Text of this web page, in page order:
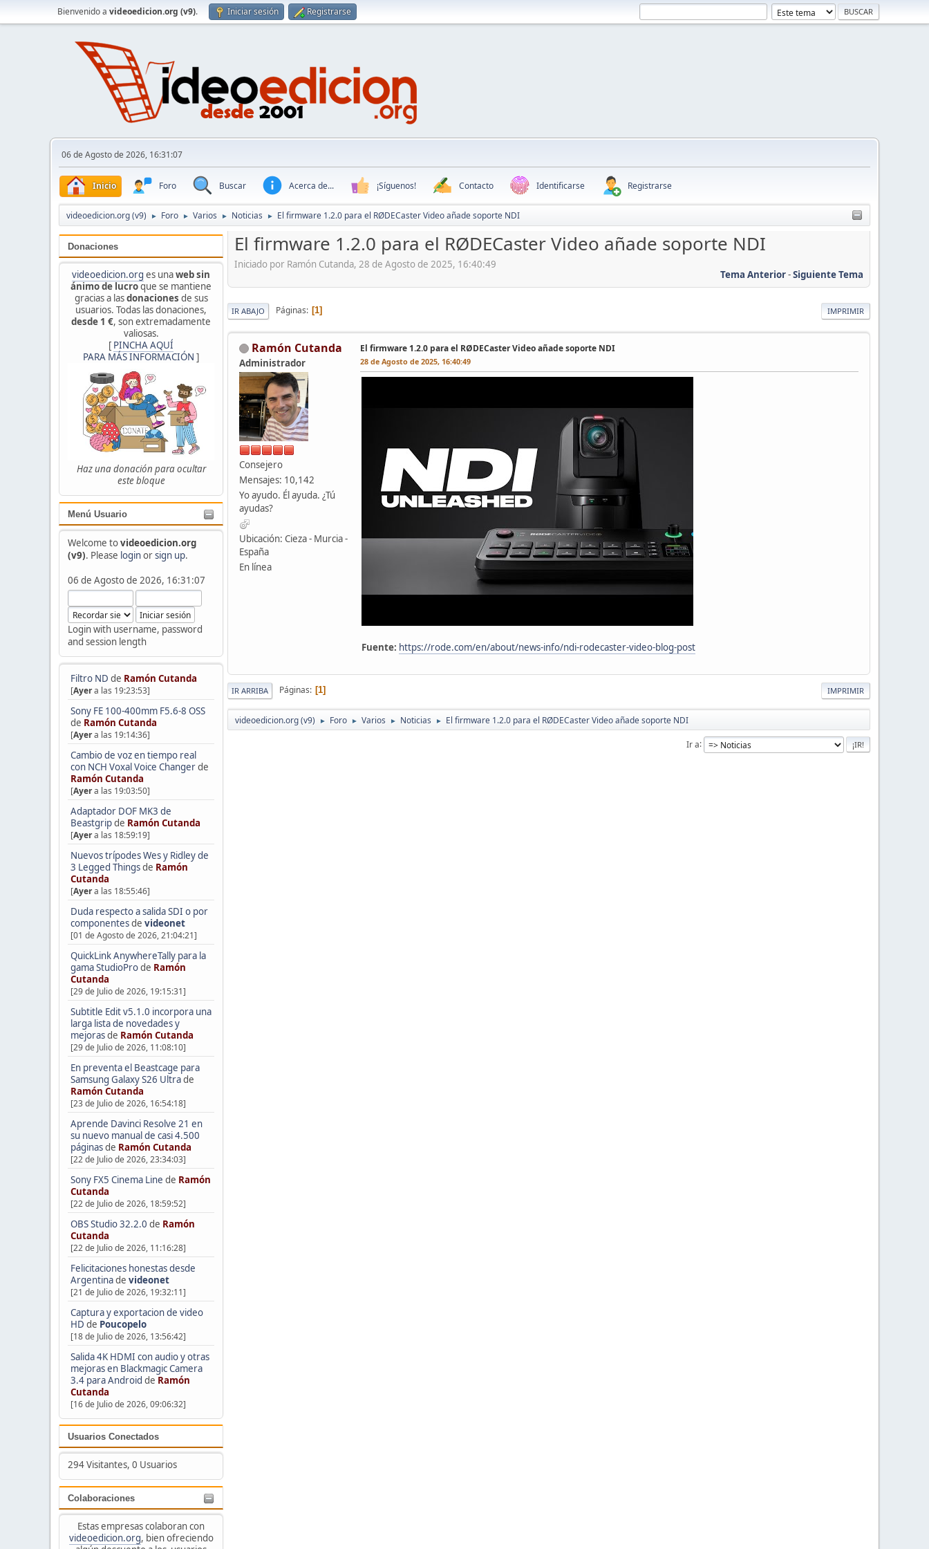
Bienvenido a videoedicion.org (v9). Iniciar sesión Registrarse
06 de Agosto de 2026, 16:31:07
Inicio Foro Buscar Acerca de... ¡Síguenos! Contacto Identificarse Registrarse
videoedicion.org (v9) ► Foro ► Varios ► Noticias ► El firmware 1.2.0 para el RØDECaster Video añade soporte NDI
Donaciones
videoedicion.org es unaweb sin
ánimo de lucroque se mantiene
gracias a lasdonaciones de sus
usuarios. Todas las donaciones,
desde 1 €, son extremadamente
valiosas.
[ PINCHA AQUÍ
PARA MÁS INFORMACIÓN ]
Haz una donación para ocultar
este bloque
Menú Usuario
Welcome tovideoedicion.org
(v9). Please loginorsign up.
06 de Agosto de 2026, 16:31:07
Login with username, password
and session length
Filtro ND de Ramón Cutanda
[Ayera las 19:23:53]
Sony FE 100-400mm F5.6-8 OSS
de Ramón Cutanda
[Ayera las 19:14:36]
Cambio de voz en tiempo real
con NCH Voxal Voice Changerde
Ramón Cutanda
[Ayera las 19:03:50]
Adaptador DOF MK3 de
Beastgripde Ramón Cutanda
[Ayera las 18:59:19]
Nuevos trípodes Wes y Ridley de
3 Legged Thingsde Ramón
Cutanda
[Ayera las 18:55:46]
Duda respecto a salida SDI o por
componentesde videonet
[01 de Agosto de 2026, 21:04:21]
QuickLink AnywhereTally para la
gama StudioProde Ramón
Cutanda
[29 de Julio de 2026, 19:15:31]
Subtitle Edit v5.1.0 incorpora una
larga lista de novedades y
mejorasde Ramón Cutanda
[29 de Julio de 2026, 11:08:10]
En preventa el Beastcage para
Samsung Galaxy S26 Ultrade
Ramón Cutanda
[23 de Julio de 2026, 16:54:18]
Aprende Davinci Resolve 21 en
su nuevo manual de casi 4.500
páginasde Ramón Cutanda
[22 de Julio de 2026, 23:34:03]
Sony FX5 Cinema Line de Ramón
Cutanda
[22 de Julio de 2026, 18:59:52]
OBS Studio 32.2.0 de Ramón
Cutanda
[22 de Julio de 2026, 11:16:28]
Felicitaciones honestas desde
Argentinade videonet
[21 de Julio de 2026, 19:32:11]
Captura y exportacion de video
HD de Poucopelo
[18 de Julio de 2026, 13:56:42]
Salida 4K HDMI con audio y otras
mejoras en Blackmagic Camera
3.4 para Android de Ramón
Cutanda
[16 de Julio de 2026, 09:06:32]
Usuarios Conectados
294 Visitantes, 0 Usuarios
Colaboraciones
Estas empresas colaboran con
videoedicion.org, bien ofreciendo
El firmware 1.2.0 para el RØDECaster Video añade soporte NDI
Iniciado por Ramón Cutanda, 28 de Agosto de 2025, 16:40:49
Tema Anterior-Siguiente Tema
IMPRIMIR
IR ABAJO Páginas 1
Ramón Cutanda
Administrador
Consejero
Mensajes: 10,142
Yo ayudo. Él ayuda. ¿Tú
ayudas?
Ubicación: Cieza - Murcia -
España
En línea
El firmware 1.2.0 para el RØDECaster Video añade soporte NDI
28 de Agosto de 2025, 16:40:49
Fuente: https://rode.com/en/about/news-info/ndi-rodecaster-video-blog-post
IMPRIMIR
IR ARRIBA Páginas 1
videoedicion.org (v9) ► Foro ► Varios ► Noticias ► El firmware 1.2.0 para el RØDECaster Video añade soporte NDI
Ir a